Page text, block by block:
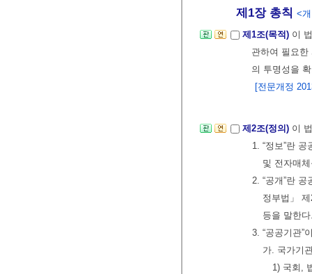
제1장 총칙 <
제1조(목적) 이
관하여 필요
의 투명성을
[전문개정
제2조(정의) 이
1. “정보”란
및 전자매
2. “공개”란
정부법」
등을 말한
3. “공공기관”
가. 국가기
1) 국회,